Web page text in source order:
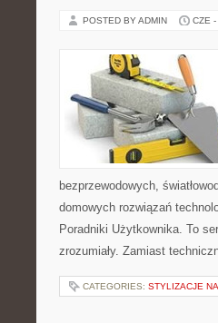
POSTED BY ADMIN CZE
bezprzewodowych,
domowych rozwiązań
Poradniki Użytkownika. To
zrozumiały. Zamiast
CATEGORIES: STYLIZACJE